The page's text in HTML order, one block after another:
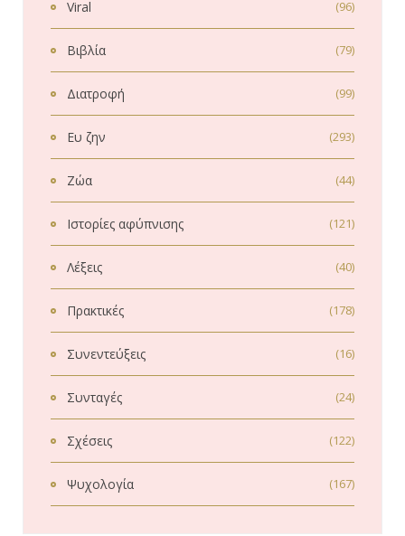
Viral (96)
Βιβλία (79)
Διατροφή (99)
Ευ ζην (293)
Ζώα (44)
Ιστορίες αφύπνισης (121)
Λέξεις (40)
Πρακτικές (178)
Συνεντεύξεις (16)
Συνταγές (24)
Σχέσεις (122)
Ψυχολογία (167)